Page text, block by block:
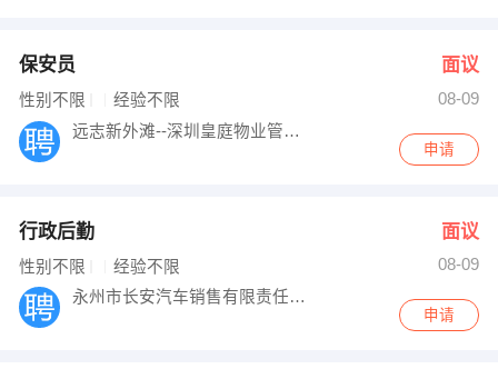
保安员 面议
性别不限 经验不限
08-09
远志新外滩--深圳皇庭物业管理有限公司永
申请
行政后勤 面议
性别不限 经验不限
08-09
永州市长安汽车销售有限责任公司
申请